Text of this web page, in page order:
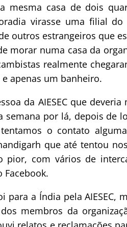
mesma casa de dois
virasse uma filial
outros estrangeiros que
morar numa casa da
realmente
apenas um banheiro.
da AIESEC que
semana por lá, depois de
o contato
que até tentou
pior, com vários de
Facebook.
para a Índia pela
membros da